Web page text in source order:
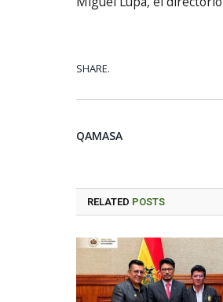
SHARE.
QAMASA
RELATED POSTS